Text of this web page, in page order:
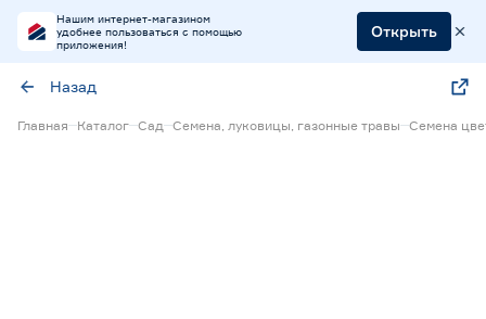
Нашим интернет-магазином
удобнее пользоваться с помощью
приложения!
Открыть
Назад
Главная Каталог Сад Семена, луковицы, газонные травы Семена